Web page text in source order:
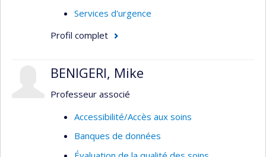
Services d'urgence
Profil complet
BENIGERI, Mike
Professeur associé
Accessibilité/Accès aux soins
Banques de données